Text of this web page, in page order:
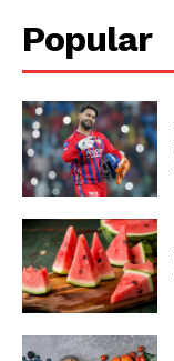
Popular